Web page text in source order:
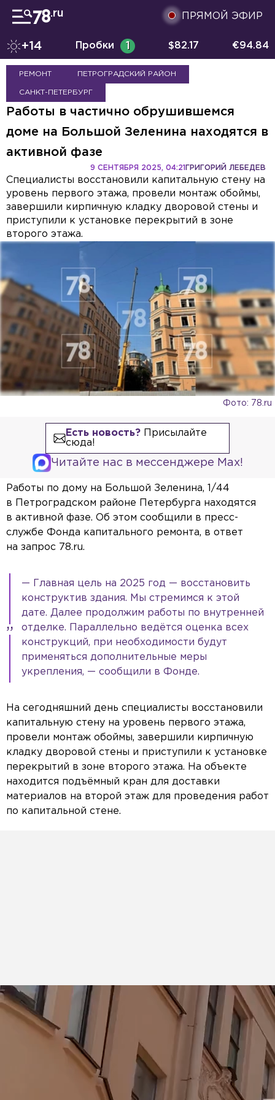
ПРЯМОЙ ЭФИР
+14 Пробки 1 $82.17 €94.84
РЕМОНТ ПЕТРОГРАДСКИЙ РАЙОН
САНКТ-ПЕТЕРБУРГ
Работы в частично обрушившемся
доме на Большой Зеленина находятся в
активной фазе
ГРИГОРИЙ ЛЕБЕДЕВ
9 СЕНТЯБРЯ 2025, 04:21
Специалисты восстановили капитальную стену на
уровень первого этажа, провели монтаж обоймы,
завершили кирпичную кладку дворовой стены и
приступили к установке перекрытий в зоне
второго этажа.
Фото: 78.ru
Есть новость?Присылайте
сюда!
Читайте нас в мессенджере Max!
Работы по дому на Большой Зеленина, 1/44
в Петроградском районе Петербурга находятся
в активной фазе. Об этом сообщили в пресс-
службе Фонда капитального ремонта, в ответ
на запрос 78.ru.
— Главная цель на 2025 год — восстановить
конструктив здания. Мы стремимся к этой
дате. Далее продолжим работы по внутренней
отделке. Параллельно ведётся оценка всех
конструкций, при необходимости будут
применяться дополнительные меры
укрепления, — сообщили в Фонде.
На сегодняшний день специалисты восстановили
капитальную стену на уровень первого этажа,
провели монтаж обоймы, завершили кирпичную
кладку дворовой стены и приступили к установке
перекрытий в зоне второго этажа. На объекте
находится подъёмный кран для доставки
материалов на второй этаж для проведения работ
по капитальной стене.